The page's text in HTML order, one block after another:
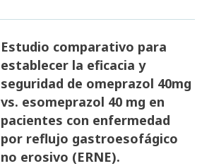
Estudio comparativo para
establecer la eficacia y
seguridad de omeprazol 40mg
vs. esomeprazol 40 mg en
pacientes con enfermedad
por reflujo gastroesofágico
no erosivo (ERNE).